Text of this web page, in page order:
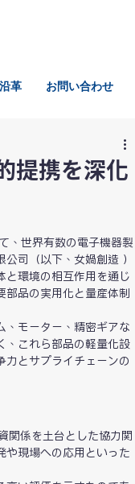
沿革 お問い合わせ
提携を深化
、世界有数の電子機器製
司（以下、女媧創造 ）
と環境の相互作用を通じ
部品の実用化と量産体制
、モーター、精密ギアな
、これら部品の軽量化設
とサプライチェーンの
関係を土台とした協力関
や現場への応用といった